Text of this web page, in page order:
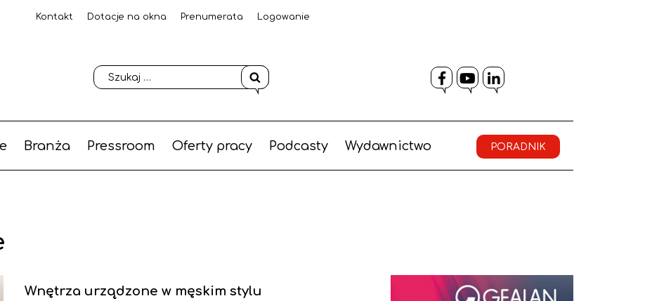
Kontakt Dotacje na okna Prenumerata Logowanie
Facebook
YouTube
LinkedIn
Branża Pressroom Oferty pracy Podcasty Wydawnictwo PORADNIK
Wnętrza urządzone w męskim stylu